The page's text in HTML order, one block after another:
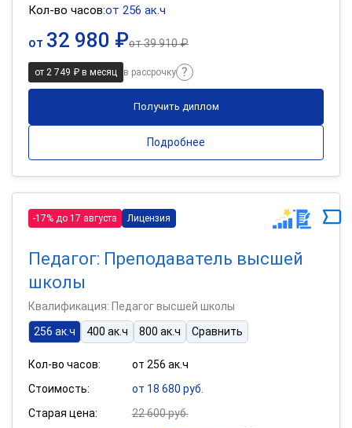
Кол-во часов:от 256 ак.ч
от 32 980 ₽от39 910 ₽
от 2 749 ₽ в месяц в рассрочку
Получить диплом
Подробнее
-17% до 17 августа Лицензия
Педагог: Преподаватель высшей
школы
Квалификация: Педагог высшей школы
256 ак.ч
400 ак.ч 800 ак.ч Сравнить
Кол-во часов:
от 256 ак.ч
Стоимость:
от 18 680 руб.
Старая цена:
22 600 руб.